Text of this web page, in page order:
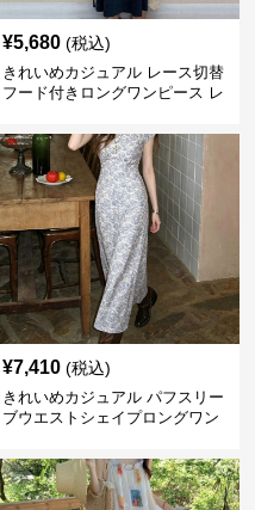
¥5,680 (税込)
きれいめカジュアル レース切替
フード付きロングワンピース レ
大人ナチュラル 夏コーデ
¥7,410 (税込)
きれいめカジュアル パフスリー
ブウエストシェイプロングワン
ブルー花柄 レトロ夏ワンピ